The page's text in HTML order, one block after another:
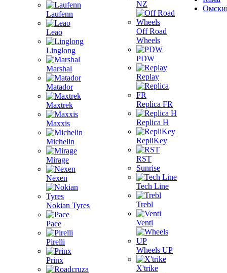
Laufenn
Leao
Linglong
Marshal
Matador
Maxtrek
Maxxis
Michelin
Mirage
Nexen
Nokian Tyres
Pace
Pirelli
Prinx
NZ
Off Road
Wheels
PDW
Replay
Replica FR
Replica H
RepliKey
RST
Sunrise
Tech Line
Trebl
Venti
Wheels UP
X'trike